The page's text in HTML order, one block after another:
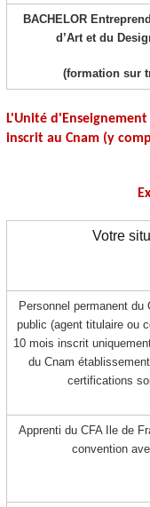
BACHELOR
d’Art et du
(formation sur
L'Unité d'Enseignement
inscrit au Cnam (y
Votre
Personnel permanent
public (agent titulaire ou
10 mois inscrit
du Cnam
certifications
Apprenti du CFA Ile de
convention